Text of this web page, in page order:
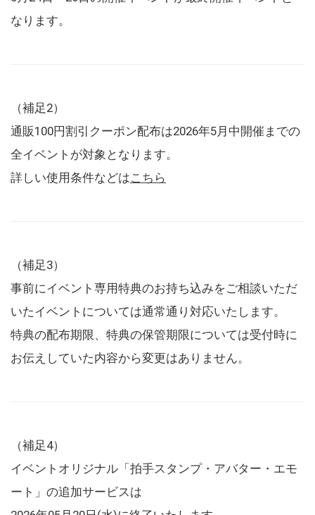
なります。
（補足2）
通販100円割引クーポン配布は2026年5月中開催までの
全イベントが対象となります。
詳しい使用条件などはこちら
（補足3）
事前にイベント専用特典のお持ち込みをご相談いただ
いたイベントについては通常通り対応いたします。
特典の配布期限、特典の保管期限については受付時に
お伝えしていた内容から変更はありません。
（補足4）
イベントオリジナル「拍手スタンプ・アバター・エモ
ート」の追加サービスは